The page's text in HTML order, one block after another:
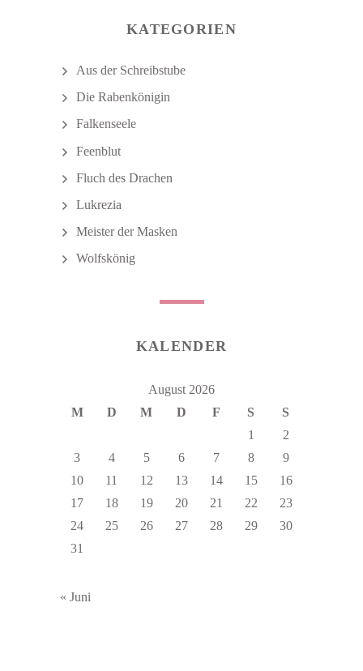
KATEGORIEN
Aus der Schreibstube
Die Rabenkönigin
Falkenseele
Feenblut
Fluch des Drachen
Lukrezia
Meister der Masken
Wolfskönig
KALENDER
August 2026
M
D M D F S
S
1
2
3
4 5 6 7 8
9
10
11 12 13 14 15
16
17
18 19 20 21 22
23
24
25 26 27 28 29
30
31
« Juni